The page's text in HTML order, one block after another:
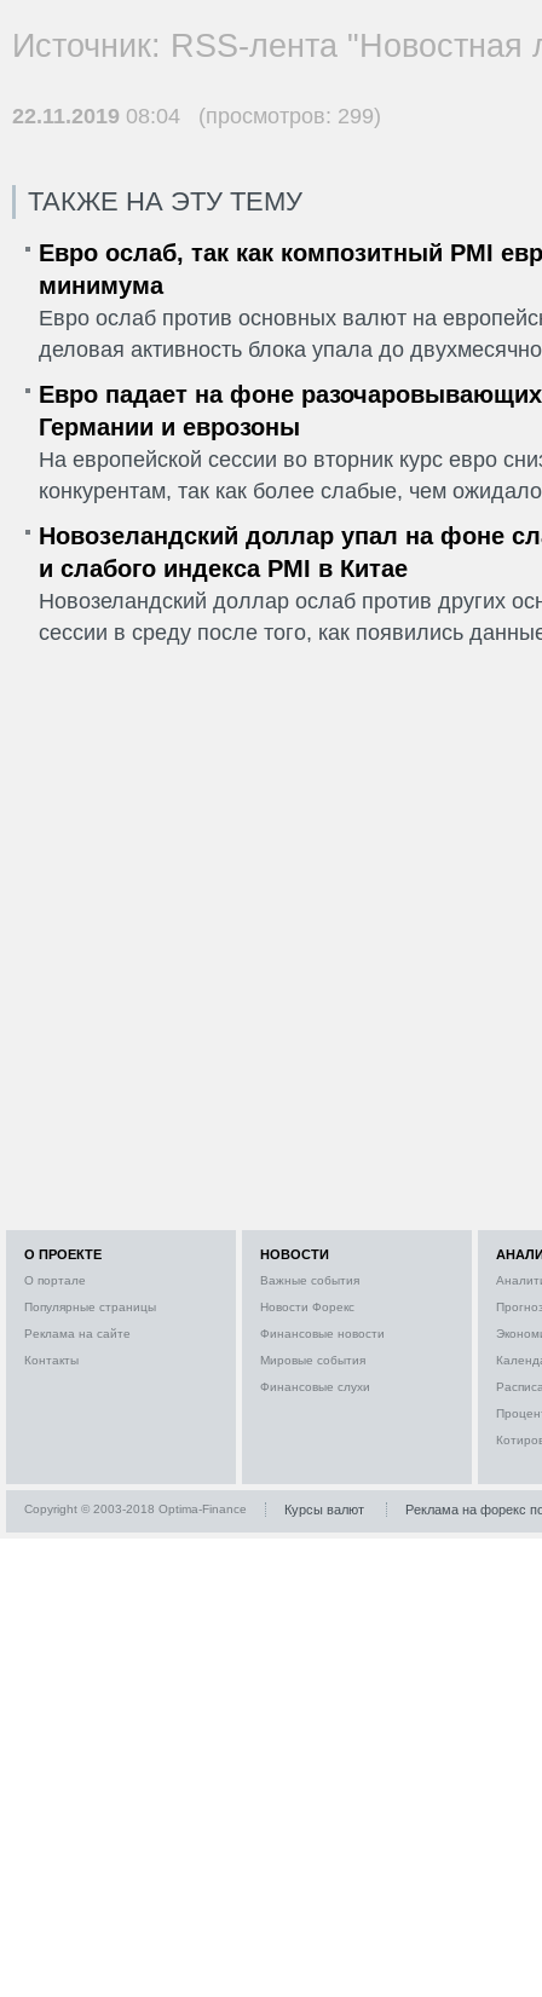
Источник: RSS-лента "Новостная
22.11.2019 08:04 (просмотров: 299)
ТАКЖЕ НА ЭТУ ТЕМУ
Евро ослаб, так как композитный PMI
минимума
Евро ослаб против основных валют на
деловая активность блока упала до
Евро падает на фоне
Германии и еврозоны
На европейской сессии во вторник курс евро
конкурентам, так как более слабые, чем
Новозеландский доллар упал на фоне
и слабого индекса PMI в Китае
Новозеландский доллар ослаб против других
сессии в среду после того, как появились
О ПРОЕКТЕ
О портале
Популярные страницы
Реклама на сайте
Контакты
НОВОСТИ
Важные события
Новости Форекс
Финансовые новости
Мировые события
Финансовые слухи
Copyright © 2003-2018 Optima-Finance Курсы валют Реклама на форекс